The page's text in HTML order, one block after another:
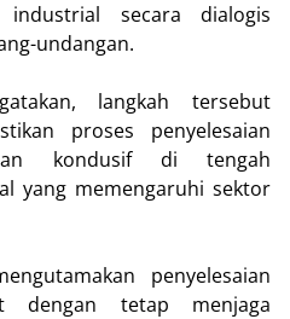
industrial secara dialogis
undangan.
langkah tersebut
proses penyelesaian
kondusif di tengah
yang memengaruhi sektor
penyelesaian
dengan tetap menjaga